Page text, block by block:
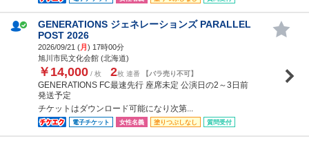
GENERATIONS ジェネレーションズ PARALLEL
POST 2026
2026/09/21 (月) 17時00分
旭川市民文化会館 (北海道)
￥14,000 / 枚 2枚 連番 【バラ売り不可】
GENERATIONS FC最速先行 座席未定 公演日の2～3日前
発送予定
チケットはダウンロード可能になり次第...
電子チケット 女性名義 塗りつぶしなし 質問受付